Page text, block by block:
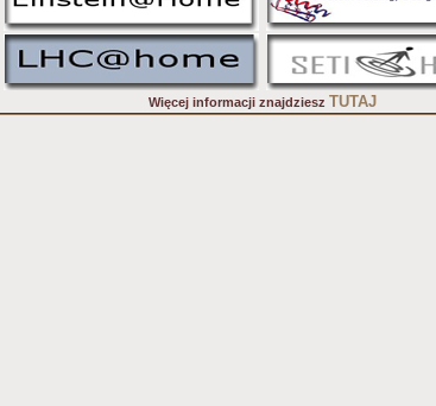
Więcej informacji znajdziesz TUTAJ